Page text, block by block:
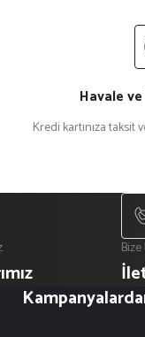
Havale
Kredi kartınıza taksit